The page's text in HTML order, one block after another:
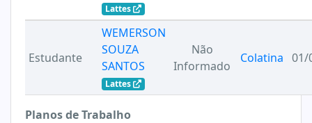
Lattes
Estudante
WEMERSON
SOUZA
SANTOS
Lattes
Não
Informado
Colatina 01/
Planos de Trabalho